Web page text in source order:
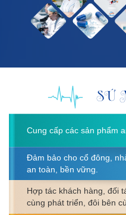
SỨ
Cung cấp các sản phẩm
Đảm bảo cho cổ đông,
an toàn, bền vững.
Hợp tác khách hàng, đối
cùng phát triển, đôi bên